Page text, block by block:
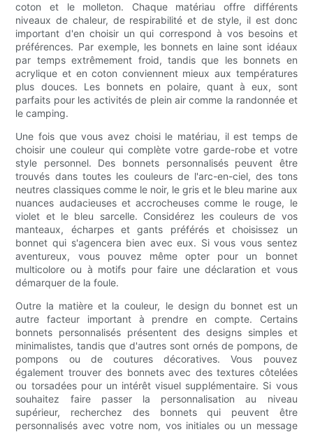
coton et le molleton. Chaque matériau offre différents
niveaux de chaleur, de respirabilité et de style, il est donc
important d'en choisir un qui correspond à vos besoins et
préférences. Par exemple, les bonnets en laine sont idéaux
par temps extrêmement froid, tandis que les bonnets en
acrylique et en coton conviennent mieux aux températures
plus douces. Les bonnets en polaire, quant à eux, sont
parfaits pour les activités de plein air comme la randonnée et
le camping.
Une fois que vous avez choisi le matériau, il est temps de
choisir une couleur qui complète votre garde-robe et votre
style personnel. Des bonnets personnalisés peuvent être
trouvés dans toutes les couleurs de l'arc-en-ciel, des tons
neutres classiques comme le noir, le gris et le bleu marine aux
nuances audacieuses et accrocheuses comme le rouge, le
violet et le bleu sarcelle. Considérez les couleurs de vos
manteaux, écharpes et gants préférés et choisissez un
bonnet qui s'agencera bien avec eux. Si vous vous sentez
aventureux, vous pouvez même opter pour un bonnet
multicolore ou à motifs pour faire une déclaration et vous
démarquer de la foule.
Outre la matière et la couleur, le design du bonnet est un
autre facteur important à prendre en compte. Certains
bonnets personnalisés présentent des designs simples et
minimalistes, tandis que d'autres sont ornés de pompons, de
pompons ou de coutures décoratives. Vous pouvez
également trouver des bonnets avec des textures côtelées
ou torsadées pour un intérêt visuel supplémentaire. Si vous
souhaitez faire passer la personnalisation au niveau
supérieur, recherchez des bonnets qui peuvent être
personnalisés avec votre nom, vos initiales ou un message